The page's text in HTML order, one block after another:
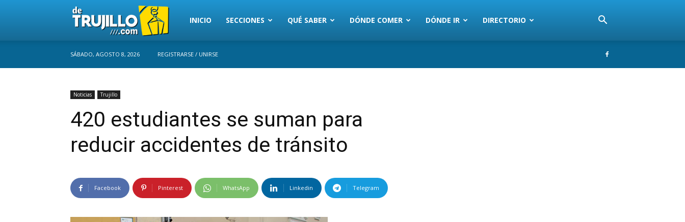
Trujillo
INICIO SECCIONES QUÉ SABER DÓNDE COMER DÓNDE IR DIRECTORIO
SÁBADO, AGOSTO 8, 2026 REGISTRARSE / UNIRSE
Noticias Trujillo
420 estudiantes se suman para
reducir accidentes de tránsito
Facebook Pinterest WhatsApp Linkedin Telegram